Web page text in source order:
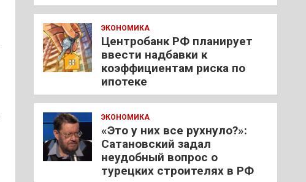
ЭКОНОМИКА
Центробанк РФ планирует
ввести надбавки к
коэффициентам риска по
ипотеке
ЭКОНОМИКА
«Это у них все рухнуло?»:
Сатановский задал
неудобный вопрос о
турецких строителях в РФ